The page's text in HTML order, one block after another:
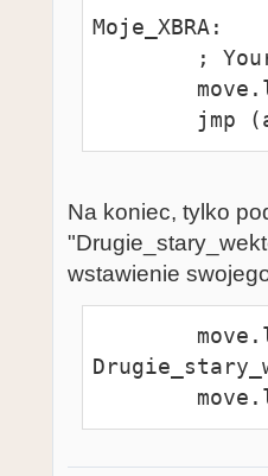
Moje_XBRA:
Na koniec, tylko
wstawienie